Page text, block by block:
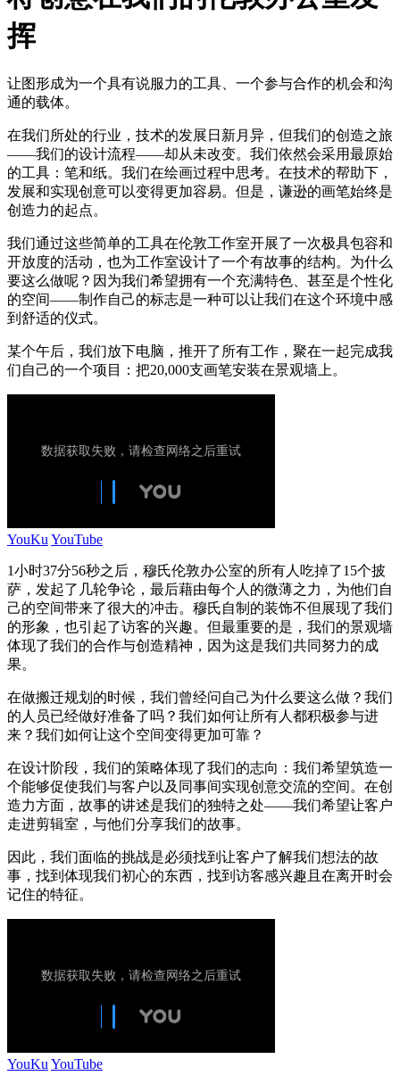
挥
让图形成为一个具有说服力的工具、一个参与合作的机会和沟
通的载体。
在我们所处的行业，技术的发展日新月异，但我们的创造之旅
——我们的设计流程——却从未改变。我们依然会采用最原始
的工具：笔和纸。我们在绘画过程中思考。在技术的帮助下，
发展和实现创意可以变得更加容易。但是，谦逊的画笔始终是
创造力的起点。
我们通过这些简单的工具在伦敦工作室开展了一次极具包容和
开放度的活动，也为工作室设计了一个有故事的结构。为什么
要这么做呢？因为我们希望拥有一个充满特色、甚至是个性化
的空间——制作自己的标志是一种可以让我们在这个环境中感
到舒适的仪式。
某个午后，我们放下电脑，推开了所有工作，聚在一起完成我
们自己的一个项目：把20,000支画笔安装在景观墙上。
YouKu YouTube
1小时37分56秒之后，穆氏伦敦办公室的所有人吃掉了15个披
萨，发起了几轮争论，最后藉由每个人的微薄之力，为他们自
己的空间带来了很大的冲击。穆氏自制的装饰不但展现了我们
的形象，也引起了访客的兴趣。但最重要的是，我们的景观墙
体现了我们的合作与创造精神，因为这是我们共同努力的成
果。
在做搬迁规划的时候，我们曾经问自己为什么要这么做？我们
的人员已经做好准备了吗？我们如何让所有人都积极参与进
来？我们如何让这个空间变得更加可靠？
在设计阶段，我们的策略体现了我们的志向：我们希望筑造一
个能够促使我们与客户以及同事间实现创意交流的空间。在创
造力方面，故事的讲述是我们的独特之处——我们希望让客户
走进剪辑室，与他们分享我们的故事。
因此，我们面临的挑战是必须找到让客户了解我们想法的故
事，找到体现我们初心的东西，找到访客感兴趣且在离开时会
记住的特征。
YouKu YouTube